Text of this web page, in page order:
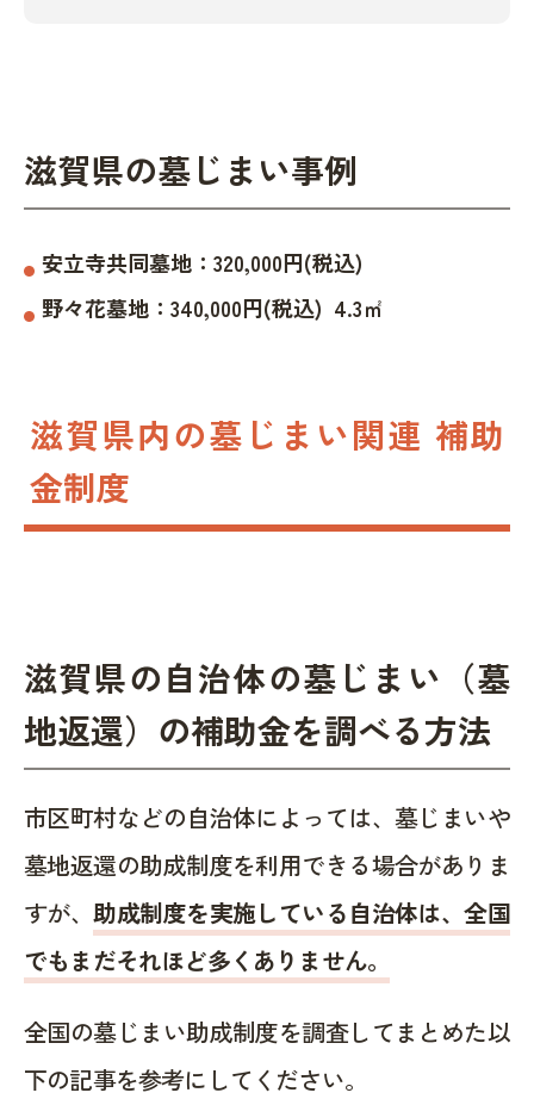
滋賀県の墓じまい事例
安立寺共同墓地 ： 320,000円(税込)
野々花墓地 ： 340,000円(税込) 4.3㎡
滋賀県内の墓じまい関連 補助
金制度
滋賀県の自治体の墓じまい（墓
地返還）の補助金を調べる方法
市区町村などの自治体によっては、墓じまいや
墓地返還の助成制度を利用できる場合がありま
すが、助成制度を実施している自治体は、全国
でもまだそれほど多くありません。
全国の墓じまい助成制度を調査してまとめた以
下の記事を参考にしてください。